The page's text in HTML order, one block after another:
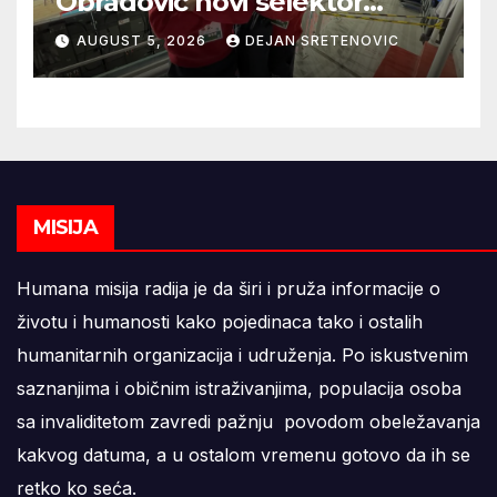
Atletske reprezentacije Srbije
AUGUST 5, 2026 DEJAN SRETENOVIC
MISIJA
Humana misija radija je da širi i pruža informacije o
životu i humanosti kako pojedinaca tako i ostalih
humanitarnih organizacija i udruženja. Po iskustvenim
saznanjima i običnim istraživanjima, populacija osoba
sa invaliditetom zavredi pažnju povodom obeležavanja
kakvog datuma, a u ostalom vremenu gotovo da ih se
retko ko seća.